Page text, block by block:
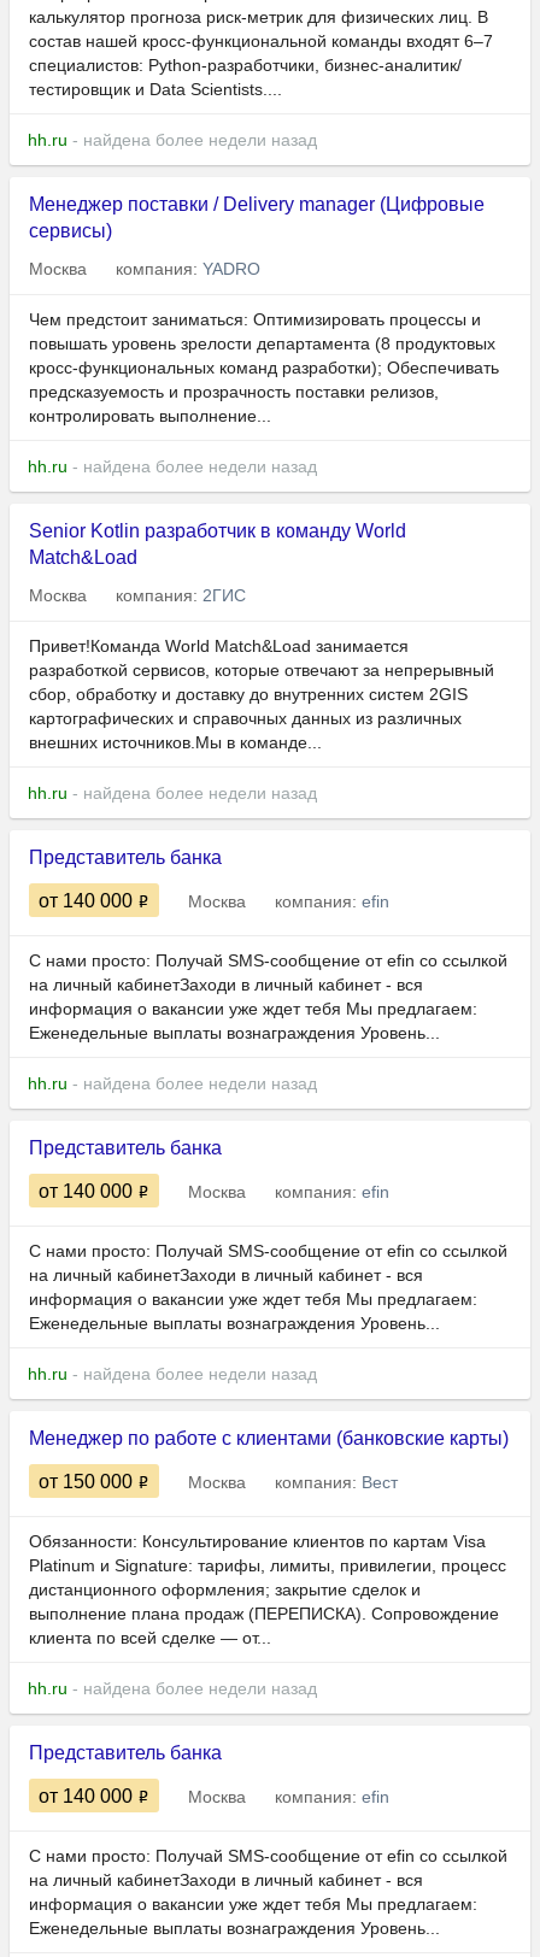
калькулятор прогноза риск-метрик для физических лиц. В
состав нашей кросс-функциональной команды входят 6–7
специалистов: Python-разработчики, бизнес-аналитик/
тестировщик и Data Scientists....
hh.ru - найдена более недели назад
Менеджер поставки / Delivery manager (Цифровые
сервисы)
Москва компания: YADRO
Чем предстоит заниматься: Оптимизировать процессы и
повышать уровень зрелости департамента (8 продуктовых
кросс-функциональных команд разработки); Обеспечивать
предсказуемость и прозрачность поставки релизов,
контролировать выполнение...
hh.ru - найдена более недели назад
Senior Kotlin разработчик в команду World
Match&Load
Москва компания: 2ГИС
Привет!Команда World Match&Load занимается
разработкой сервисов, которые отвечают за непрерывный
сбор, обработку и доставку до внутренних систем 2GIS
картографических и справочных данных из различных
внешних источников.Мы в команде...
hh.ru - найдена более недели назад
Представитель банка
от 140 000 Москва компания: efin
С нами просто: Получай SMS‑сообщение от efin со ссылкой
на личный кабинетЗаходи в личный кабинет - вся
информация о вакансии уже ждет тебя Мы предлагаем:
Еженедельные выплаты вознаграждения Уровень...
hh.ru - найдена более недели назад
Представитель банка
от 140 000 Москва компания: efin
С нами просто: Получай SMS‑сообщение от efin со ссылкой
на личный кабинетЗаходи в личный кабинет - вся
информация о вакансии уже ждет тебя Мы предлагаем:
Еженедельные выплаты вознаграждения Уровень...
hh.ru - найдена более недели назад
Менеджер по работе с клиентами (банковские карты)
от 150 000 Москва компания: Вест
Обязанности: Консультирование клиентов по картам Visa
Platinum и Signature: тарифы, лимиты, привилегии, процесс
дистанционного оформления; закрытие сделок и
выполнение плана продаж (ПЕРЕПИСКА). Сопровождение
клиента по всей сделке — от...
hh.ru - найдена более недели назад
Представитель банка
от 140 000 Москва компания: efin
С нами просто: Получай SMS‑сообщение от efin со ссылкой
на личный кабинетЗаходи в личный кабинет - вся
информация о вакансии уже ждет тебя Мы предлагаем:
Еженедельные выплаты вознаграждения Уровень...